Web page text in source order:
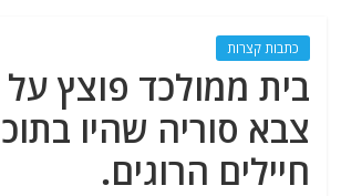
כתבות קצרות
בית ממולכד פוצץ על
חיילים הרוגים.